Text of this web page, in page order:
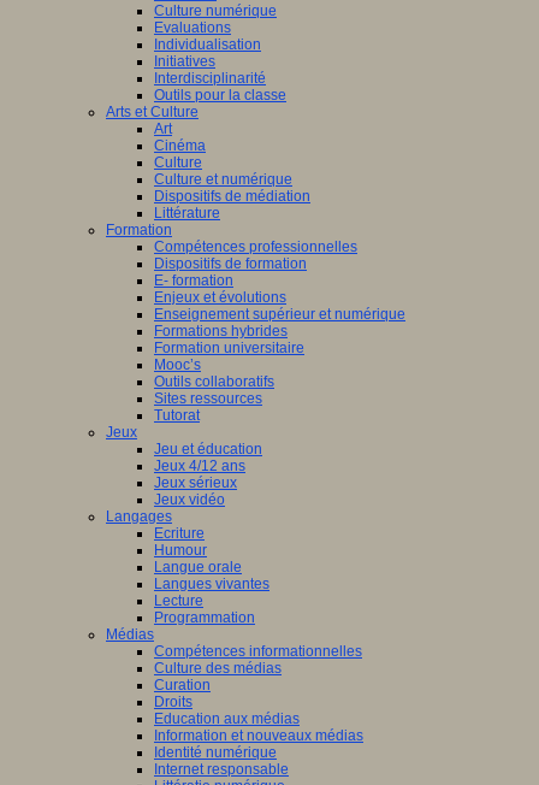
Culture numérique
Evaluations
Individualisation
Initiatives
Interdisciplinarité
Outils pour la classe
Arts et Culture
Art
Cinéma
Culture
Culture et numérique
Dispositifs de médiation
Littérature
Formation
Compétences professionnelles
Dispositifs de formation
E- formation
Enjeux et évolutions
Enseignement supérieur et numérique
Formations hybrides
Formation universitaire
Mooc’s
Outils collaboratifs
Sites ressources
Tutorat
Jeux
Jeu et éducation
Jeux 4/12 ans
Jeux sérieux
Jeux vidéo
Langages
Ecriture
Humour
Langue orale
Langues vivantes
Lecture
Programmation
Médias
Compétences informationnelles
Culture des médias
Curation
Droits
Education aux médias
Information et nouveaux médias
Identité numérique
Internet responsable